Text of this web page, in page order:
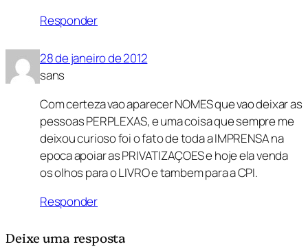
Responder
28 de janeiro de 2012
sans
Com certeza vao aparecer NOMES que vao deixar as
pessoas PERPLEXAS, e uma coisa que sempre me
deixou curioso foi o fato de toda a IMPRENSA na
epoca apoiar as PRIVATIZAÇOES e hoje ela venda
os olhos para o LIVRO e tambem para a CPI.
Responder
Deixe uma resposta